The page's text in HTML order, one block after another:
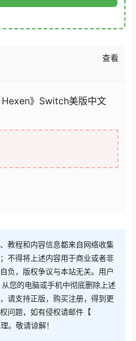
查看
》Switch美版中文
教程和内容信息都来自网络收集
不得将上述内容用于商业或者非
负，版权争议与本站无关。用户
您的电脑或手机中彻底删除上述
请支持正版，购买注册，得到更
问题，如有侵权请邮件【
。敬请谅解！